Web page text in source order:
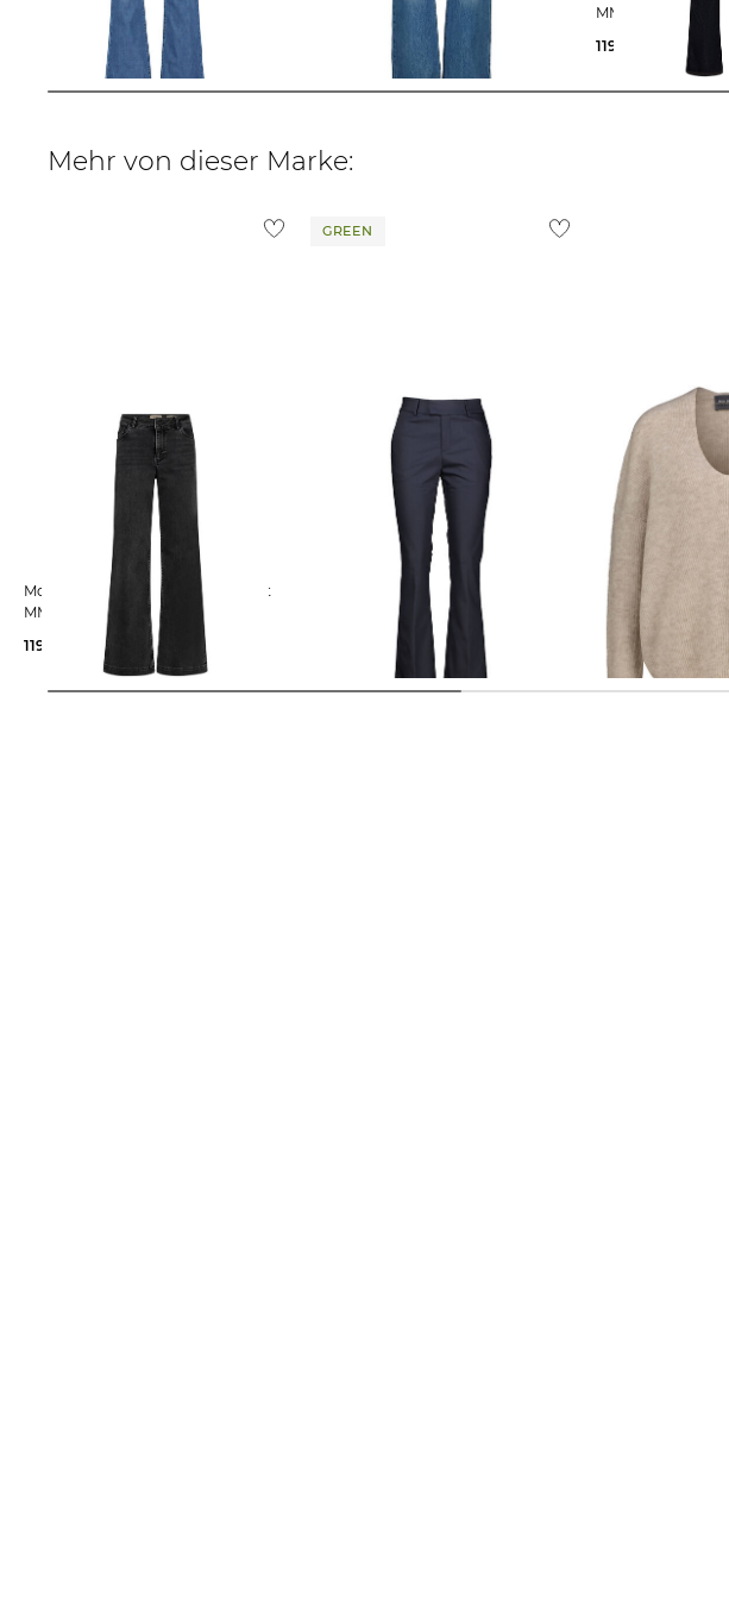
SHAPING BOOTCUT WARM
PERFORMANCE
89,95 €
MMASHLEY
119,99 €
Mehr von dieser Marke:
Mos Mosh | Damen Jeans Wide fit
MMDARA DELUXE
119,99 €
GREEN
Mos Mosh | Damen Strickpullover
THORA
117,55 €